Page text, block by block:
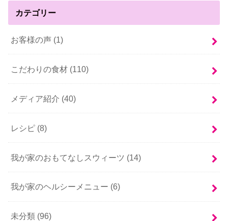
カテゴリー
お客様の声 (1)
こだわりの食材 (110)
メディア紹介 (40)
レシピ (8)
我が家のおもてなしスウィーツ (14)
我が家のヘルシーメニュー (6)
未分類 (96)